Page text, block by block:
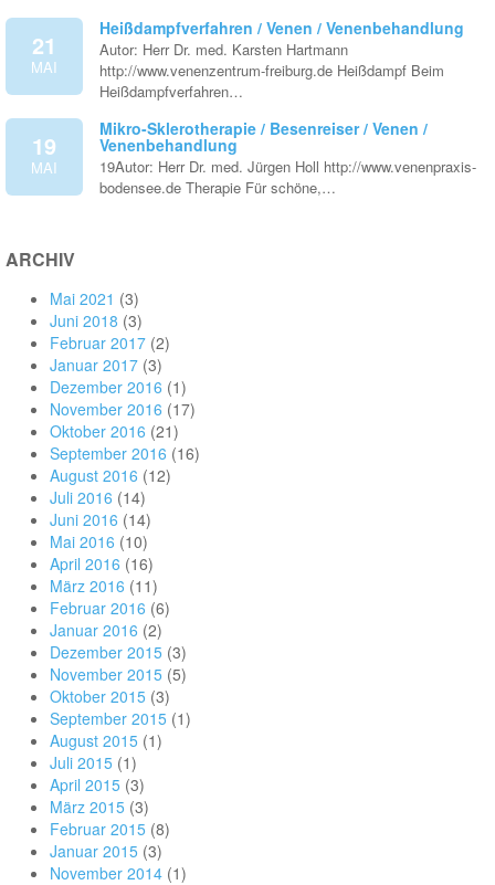
21
MAI
Heißdampfverfahren / Venen / Venenbehandlung
Autor: Herr Dr. med. Karsten Hartmann
http://www.venenzentrum-freiburg.de Heißdampf Beim
Heißdampfverfahren…
19
MAI
Mikro-Sklerotherapie / Besenreiser / Venen /
Venenbehandlung
19Autor: Herr Dr. med. Jürgen Holl http://www.venenpraxis-
bodensee.de Therapie Für schöne,…
ARCHIV
Mai 2021 (3)
Juni 2018 (3)
Februar 2017 (2)
Januar 2017 (3)
Dezember 2016 (1)
November 2016 (17)
Oktober 2016 (21)
September 2016 (16)
August 2016 (12)
Juli 2016 (14)
Juni 2016 (14)
Mai 2016 (10)
April 2016 (16)
März 2016 (11)
Februar 2016 (6)
Januar 2016 (2)
Dezember 2015 (3)
November 2015 (5)
Oktober 2015 (3)
September 2015 (1)
August 2015 (1)
Juli 2015 (1)
April 2015 (3)
März 2015 (3)
Februar 2015 (8)
Januar 2015 (3)
November 2014 (1)